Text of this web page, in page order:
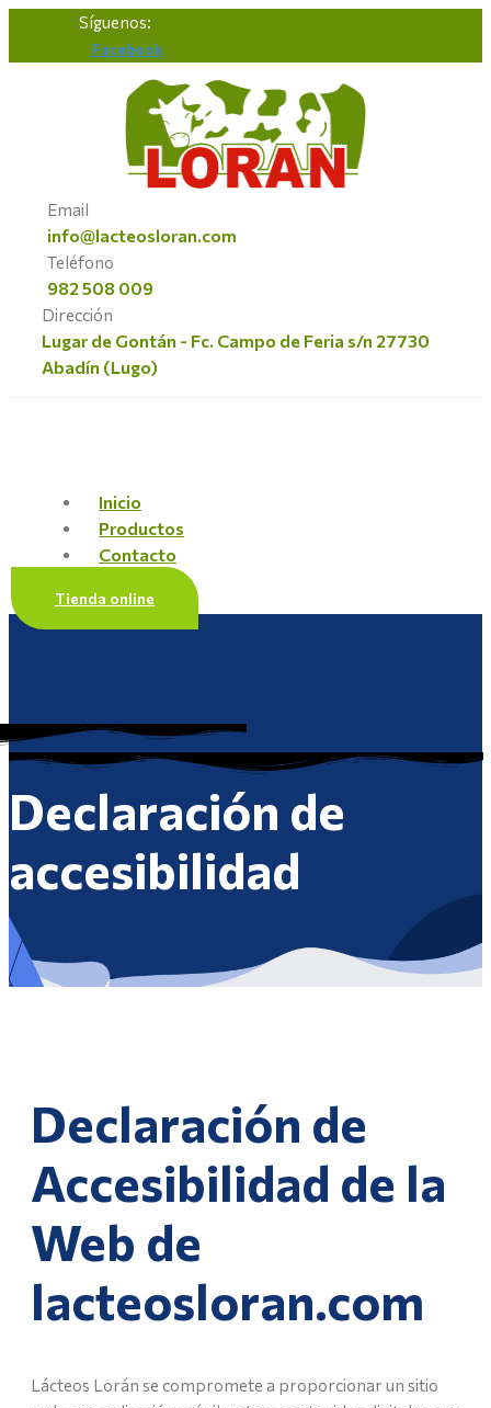
Síguenos:
Facebook
Email
info@lacteosloran.com
Teléfono
982 508 009
Dirección
Lugar de Gontán - Fc. Campo de Feria s/n 27730
Abadín (Lugo)
Menú
Inicio
Productos
Contacto
Tienda online
Declaración de
accesibilidad
Declaración de
Accesibilidad de la
Web de
lacteosloran.com
Lácteos Lorán se compromete a proporcionar un sitio